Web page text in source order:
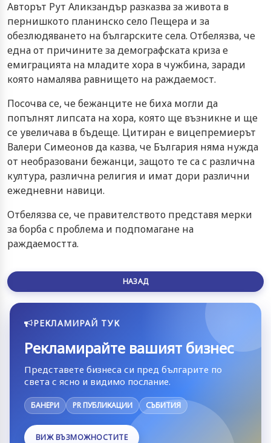
Авторът Рут Аликзандър разказва за живота в
пернишкото планинско село Пещера и за
обезлюдяването на българските села. Отбелязва, че
една от причините за демографската криза е
емиграцията на младите хора в чужбина, заради
която намалява равнището на раждаемост.
Посочва се, че бежанците не биха могли да
попълнят липсата на хора, която ще възникне и ще
се увеличава в бъдеще. Цитиран е вицепремиерът
Валери Симеонов да казва, че България няма нужда
от необразовани бежанци, защото те са с различна
култура, различна религия и имат дори различни
ежедневни навици.
Отбелязва се, че правителството представя мерки
за борба с проблема и подпомагане на
раждаемостта.
НАЗАД
РЕКЛАМИРАЙ ТУК
Рекламирайте вашият бизнес
Представете бизнеса си пред българите по
света с ясно и видимо послание.
БАНЕРИ PR ПУБЛИКАЦИИ СЪБИТИЯ
ВИЖ ВЪЗМОЖНОСТИТЕ